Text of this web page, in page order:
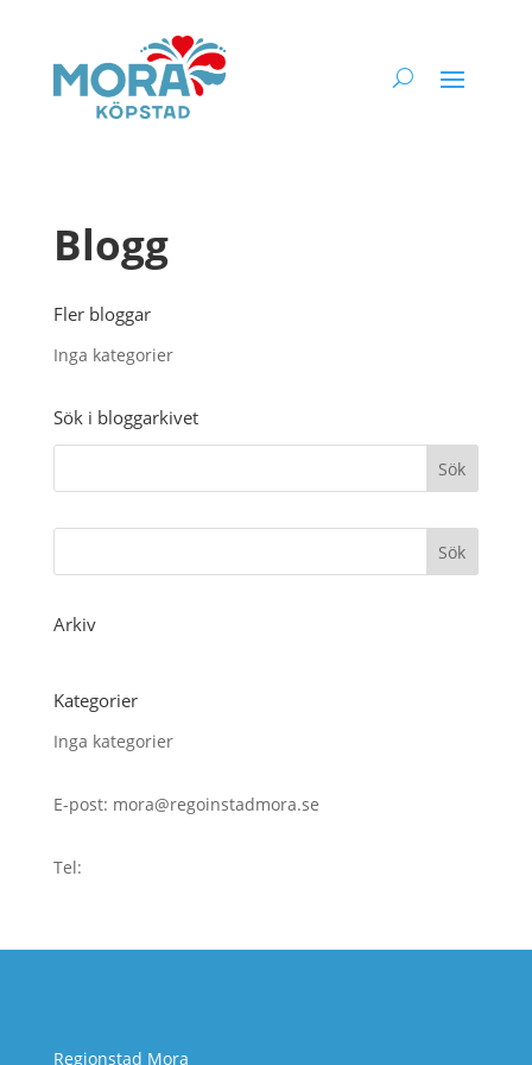
Blogg
Fler bloggar
Inga kategorier
Sök i bloggarkivet
Arkiv
Kategorier
Inga kategorier
E-post: mora@regoinstadmora.se
Tel:
Regionstad Mora